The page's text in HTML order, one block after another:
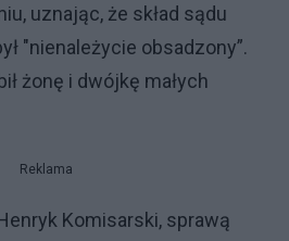
uznając, że skład sądu
"nienależycie obsadzony”.
żonę i dwójkę małych
Reklama
Komisarski, sprawą